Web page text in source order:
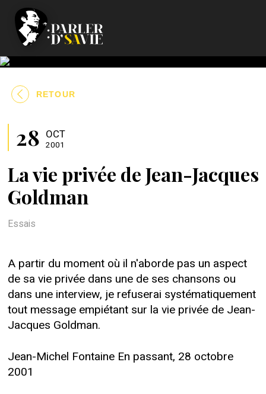
RETOUR
La vie privée de Jean-Jacques
Goldman
28 OCT
2001
Essais
A partir du moment où il n'aborde pas un aspect
de sa vie privée dans une de ses chansons ou
dans une interview, je refuserai systématiquement
tout message empiétant sur la vie privée de Jean-
Jacques Goldman.
Jean-Michel Fontaine En passant, 28 octobre
2001